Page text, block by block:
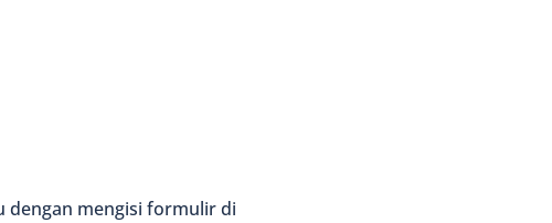
dengan mengisi formulir di